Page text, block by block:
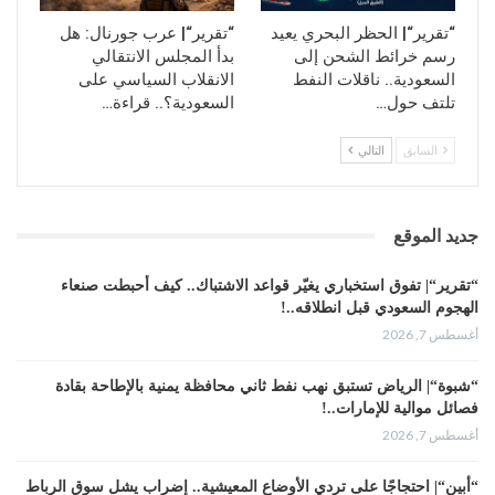
دونية مهينة، مهما كانت مبررات اختلافهم، وهو ما أصبح متكرراً
حدوثه، خصوصاً في الفترة الأخيرة، في تعامل قوات التحالف مع
أتباعها من قوات الشرعية، سواء باستهدافهم قصفاً بالطائرات أو
قطع كل أنواع الدعم والمخصصات المالية عنهم..
كما حدث مؤخراً في مأرب، الأمر الذي اضطر المحافظ العرادة إلى
البوابة الإخبارية اليمنية
“تقرير“| الحظر البحري يعيد
رسم خرائط الشحن إلى
السعودية.. ناقلات النفط
تلتف حول…
“تقرير“| عرب جورنال: هل
بدأ المجلس الانتقالي
الانقلاب السياسي على
السعودية؟.. قراءة…
السابق التالي
جديد الموقع
“تقرير“| تفوق استخباري يغيّر قواعد الاشتباك.. كيف أحبطت صنعاء
الهجوم السعودي قبل انطلاقه..!
أغسطس 7, 2026
“شبوة“| الرياض تستبق نهب نفط ثاني محافظة يمنية بالإطاحة بقادة
فصائل موالية للإمارات..!
أغسطس 7, 2026
“أبين“| احتجاجًا على تردي الأوضاع المعيشية.. إضراب يشل سوق الرباط